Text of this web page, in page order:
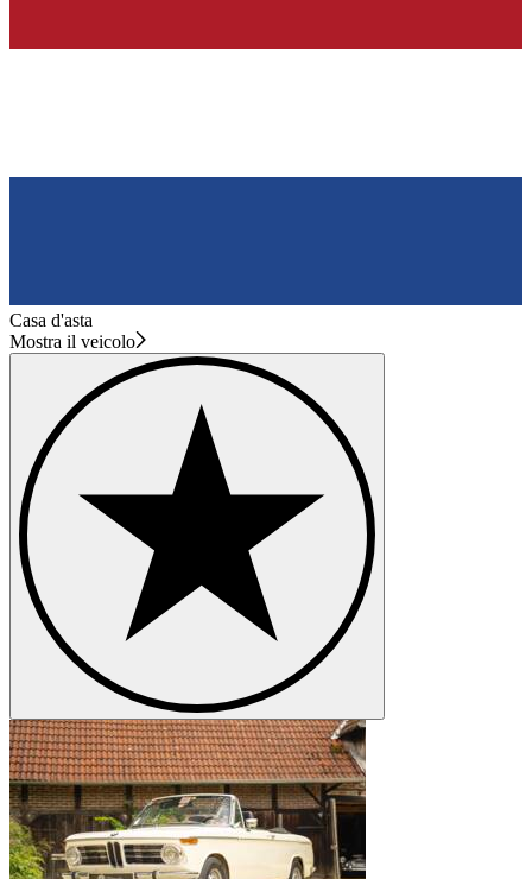
Casa d'asta
Mostra il veicolo